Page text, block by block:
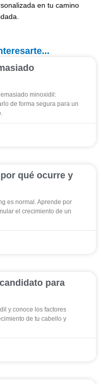
en tu camino
minoxidil:
de forma segura para un
qué ocurre y
es normal. Aprende por
el crecimiento de un
para
y conoce los factores
de tu cabello y